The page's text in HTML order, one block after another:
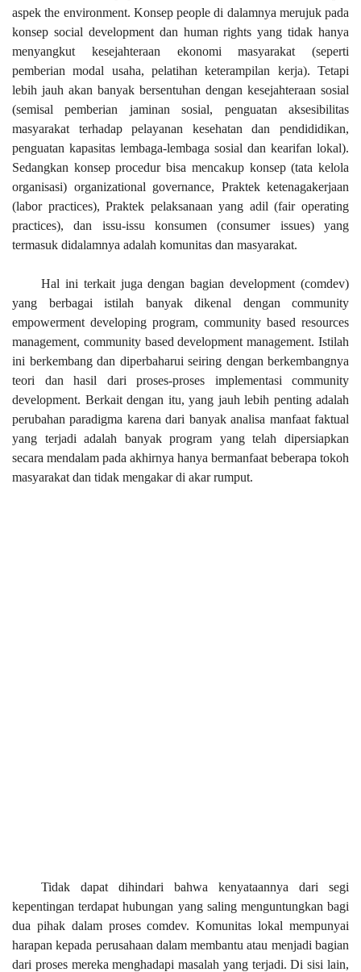
aspek the environment. Konsep people di dalamnya merujuk pada
konsep social development dan human rights yang tidak hanya
menyangkut kesejahteraan ekonomi masyarakat (seperti
pemberian modal usaha, pelatihan keterampilan kerja). Tetapi
lebih jauh akan banyak bersentuhan dengan kesejahteraan sosial
(semisal pemberian jaminan sosial, penguatan aksesibilitas
masyarakat terhadap pelayanan kesehatan dan pendididikan,
penguatan kapasitas lembaga-lembaga sosial dan kearifan lokal).
Sedangkan konsep procedur bisa mencakup konsep (tata kelola
organisasi) organizational governance, Praktek ketenagakerjaan
(labor practices), Praktek pelaksanaan yang adil (fair operating
practices), dan issu-issu konsumen (consumer issues) yang
termasuk didalamnya adalah komunitas dan masyarakat.
Hal ini terkait juga dengan bagian development (comdev)
yang berbagai istilah banyak dikenal dengan community
empowerment developing program, community based resources
management, community based development management. Istilah
ini berkembang dan diperbaharui seiring dengan berkembangnya
teori dan hasil dari proses-proses implementasi community
development. Berkait dengan itu, yang jauh lebih penting adalah
perubahan paradigma karena dari banyak analisa manfaat faktual
yang terjadi adalah banyak program yang telah dipersiapkan
secara mendalam pada akhirnya hanya bermanfaat beberapa tokoh
masyarakat dan tidak mengakar di akar rumput.
Tidak dapat dihindari bahwa kenyataannya dari segi
kepentingan terdapat hubungan yang saling menguntungkan bagi
dua pihak dalam proses comdev. Komunitas lokal mempunyai
harapan kepada perusahaan dalam membantu atau menjadi bagian
dari proses mereka menghadapi masalah yang terjadi. Di sisi lain,